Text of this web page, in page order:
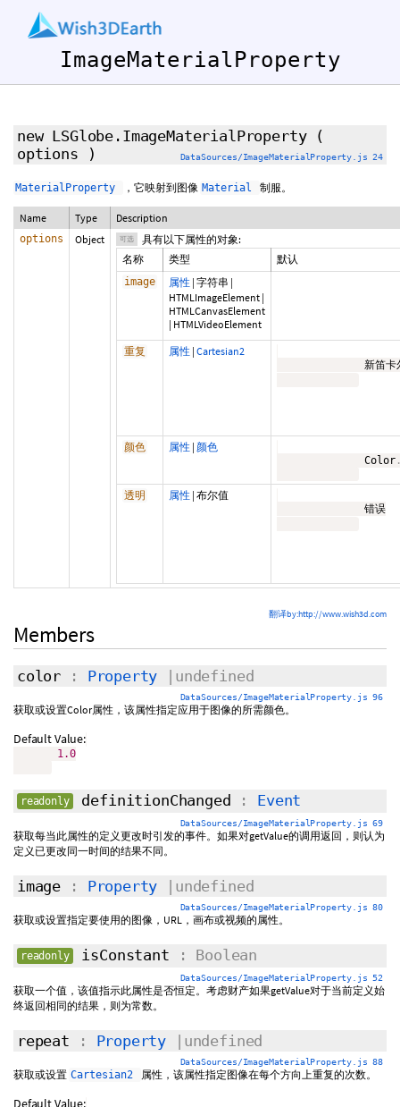
ImageMaterialProperty
new LSGlobe.ImageMaterialProperty (
options
) DataSources/ImageMaterialProperty.js 24
MaterialProperty ，它映射到图像 Material 制服。
Name Type Description
options Object 可选
具有以下属性的对象:
名称
类型 默认
image 属性 | 字符串 |
HTMLImageElement |
HTMLCanvasElement
| HTMLVideoElement
重复 属性 | Cartesian2
新笛卡
颜色 属性 | 颜色
              Color
透明 属性 | 布尔值
              错误
翻译by:http://www.wish3d.com
Members
color : Property |undefined
DataSources/ImageMaterialProperty.js 96
获取或设置Color属性，该属性指定应用于图像的所需颜色。
Default Value:
1.0
readonly definitionChanged : Event
DataSources/ImageMaterialProperty.js 69
获取每当此属性的定义更改时引发的事件。如果对getValue的调用返回，则认为
定义已更改同一时间的结果不同。
image : Property |undefined
DataSources/ImageMaterialProperty.js 80
获取或设置指定要使用的图像，URL，画布或视频的属性。
readonly isConstant : Boolean
DataSources/ImageMaterialProperty.js 52
获取一个值，该值指示此属性是否恒定。考虑财产如果getValue对于当前定义始
终返回相同的结果，则为常数。
repeat : Property |undefined
DataSources/ImageMaterialProperty.js 88
获取或设置 Cartesian2 属性，该属性指定图像在每个方向上重复的次数。
Default Value: